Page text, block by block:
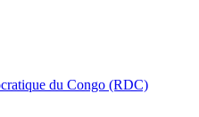
du Congo (RDC)